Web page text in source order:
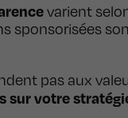
varient
sponsorisées
pas aux
sur votre